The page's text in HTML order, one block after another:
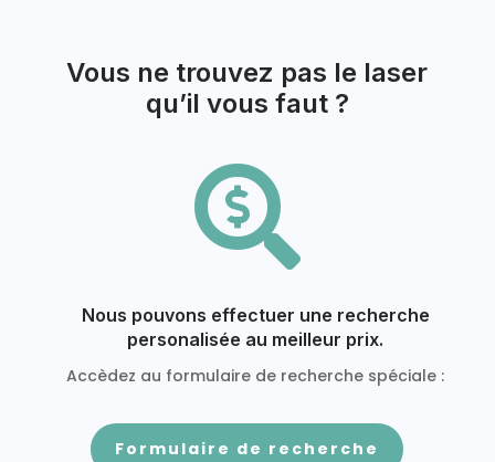
Vous ne trouvez pas le laser
qu’il vous faut ?

Nous pouvons effectuer une recherche
personalisée au meilleur prix.
Accèdez au formulaire de recherche spéciale :
Formulaire de recherche